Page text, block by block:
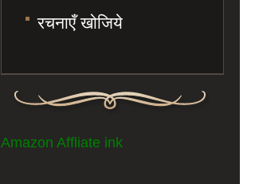
रचनाएँ खोजिये
Amazon Affliate ink